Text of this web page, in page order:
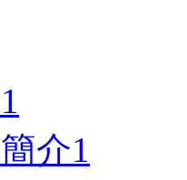
1
介1